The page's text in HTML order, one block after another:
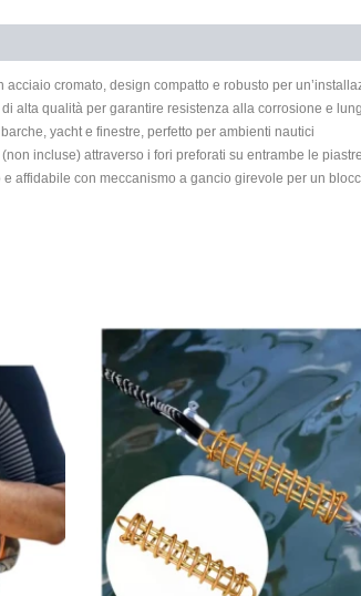
acciaio cromato, design compatto e robusto per
alta qualità per garantire resistenza alla corrosione e
yacht e finestre, perfetto per ambienti nautici
incluse) attraverso i fori preforati su entrambe le piastre
affidabile con meccanismo a gancio girevole per un
di
prezzo:
5,99 €
a
14,98 €
Questo
prodotto
ha
più
varianti.
Le
opzioni
possono
essere
nella
pagina